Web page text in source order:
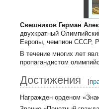
Свешников Герман
двухкратный
Европы, чемпион СССР,
В течение многих лет
пропагандистом
Достижения [
Награжден орденом